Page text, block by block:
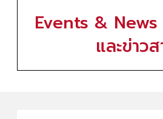
Events &
และข่าวส